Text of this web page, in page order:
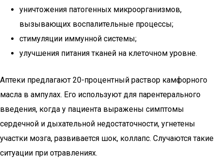
уничтожения патогенных микроорганизмов,
вызывающих воспалительные процессы;
стимуляции иммунной системы;
улучшения питания тканей на клеточном уровне.
Аптеки предлагают 20-процентный раствор камфорного
масла в ампулах. Его используют для парентерального
введения, когда у пациента выражены симптомы
сердечной и дыхательной недостаточности, угнетены
участки мозга, развивается шок, коллапс. Случаются такие
ситуации при отравлениях.